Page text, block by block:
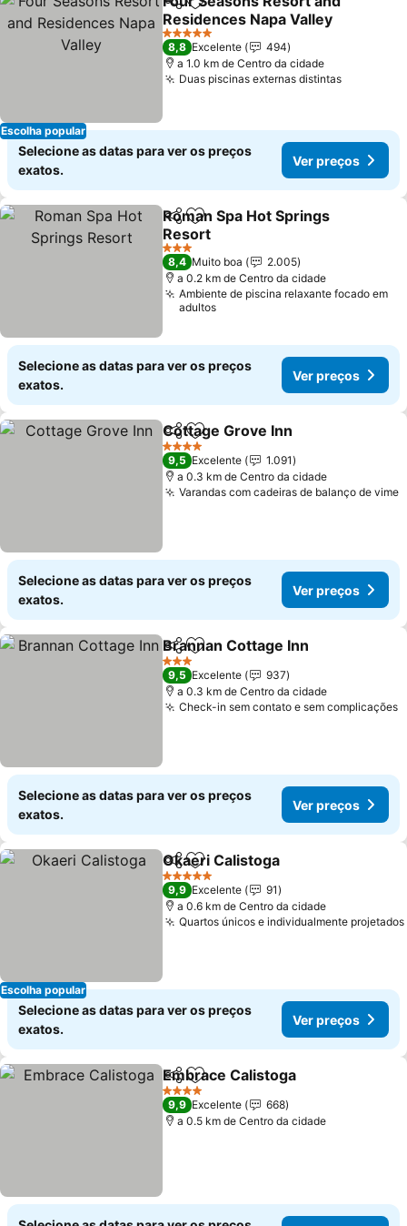
Escolha popular
PartilharAdicionar aos favoritos
Residences Napa Valley
5 Estrelas
8,8 Excelente
494
a 1.0 km de Centro da cidade
Duas piscinas externas distintas
Selecione as datas para ver os preços
exatos.
Ver preços
PartilharAdicionar aos favoritos
Roman Spa Hot Springs
Resort
3 Estrelas
8,4 Muito boa
2.005
a 0.2 km de Centro da cidade
Ambiente de piscina relaxante focado em
adultos
Selecione as datas para ver os preços
exatos.
Ver preços
PartilharAdicionar aos favoritos
Cottage Grove Inn
4 Estrelas
9,5 Excelente
1.091
a 0.3 km de Centro da cidade
Varandas com cadeiras de balanço de vime
Selecione as datas para ver os preços
exatos.
Ver preços
PartilharAdicionar aos favoritos
Brannan Cottage Inn
3 Estrelas
9,5 Excelente
937
a 0.3 km de Centro da cidade
Check-in sem contato e sem complicações
Selecione as datas para ver os preços
exatos.
Ver preços
Escolha popular
PartilharAdicionar aos favoritos
Okaeri Calistoga
5 Estrelas
9,9 Excelente
91
a 0.6 km de Centro da cidade
Quartos únicos e individualmente projetados
Selecione as datas para ver os preços
exatos.
Ver preços
PartilharAdicionar aos favoritos
Embrace Calistoga
4 Estrelas
9,9 Excelente
668
a 0.5 km de Centro da cidade